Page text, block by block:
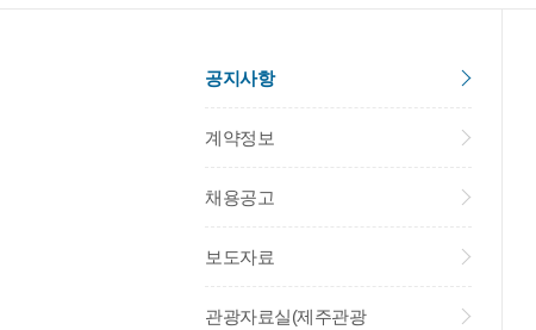
공지사항
계약정보
채용공고
보도자료
관광자료실(제주관광